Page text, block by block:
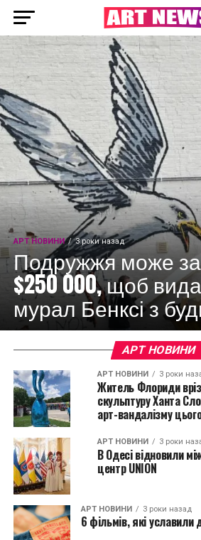
АРТ НОВИНИ 3 роки назад
Подружжя може
$250 000, щоб
мурал Бенксі з
АРТ НОВИНИ
АРТ НОВИНИ 3 роки
Житель Флориди
скульптуру Ханта
арт-вандалізму
АРТ НОВИНИ 3 роки
В Одесі відновили
центр UNION
АРТ НОВИНИ 3 роки назад
6 фільмів, які уславили